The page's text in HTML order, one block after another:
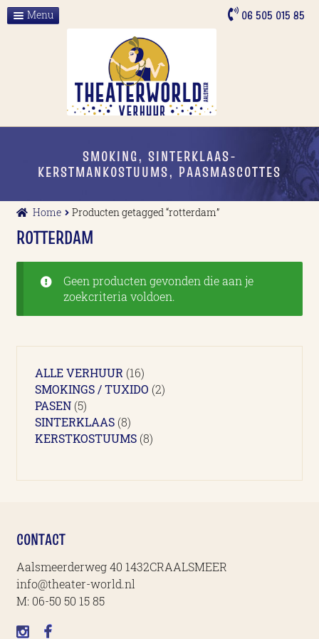
06 505 015 85
Ga
GaMenu
ALLE VERHUUR
SMOKING, SINTERKLAAS-
KERSTMANKOSTUUMS, PAASMASCOTTES
Home Producten getagged “rotterdam”
ROTTERDAM
Geen producten gevonden die aan je
zoekcriteria voldoen.
ALLE VERHUUR 1616
producten
SMOKINGS / TUXIDO 22
PASEN 55
producten
SINTERKLAAS 88
producten
KERSTKOSTUUMS 88
CONTACT
Aalsmeerderweg 40 1432CRAALSMEER
info@theater-world.nl
M: 06-50 50 15 85